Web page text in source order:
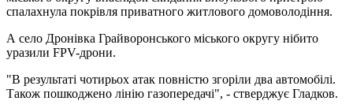
спалахнула покрівля приватного житлового домоволодіння.
А село Дронівка Грайворонського міського округу нібито
уразили FPV-дрони.
"В результаті чотирьох атак повністю згоріли два автомобілі.
Також пошкоджено лінію газопередачі", - стверджує Гладков.